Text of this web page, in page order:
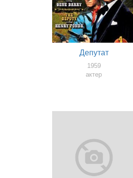
Депутат
1959
актер